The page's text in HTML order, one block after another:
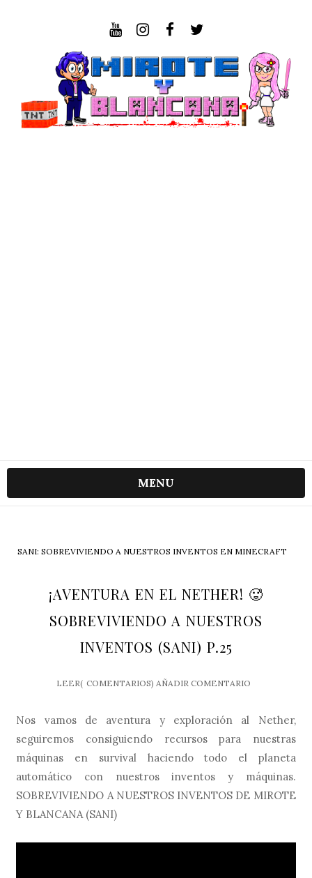
MENU
SANI: SOBREVIVIENDO A NUESTROS INVENTOS EN MINECRAFT
¡AVENTURA EN EL NETHER! 🥵
SOBREVIVIENDO A NUESTROS
INVENTOS (SANI) P.25
LEER( COMENTARIOS) AÑADIR COMENTARIO
Nos vamos de aventura y exploración al Nether,
seguiremos consiguiendo recursos para nuestras
máquinas en survival haciendo todo el planeta
automático con nuestros inventos y máquinas.
SOBREVIVIENDO A NUESTROS INVENTOS DE MIROTE
Y BLANCANA (SANI)